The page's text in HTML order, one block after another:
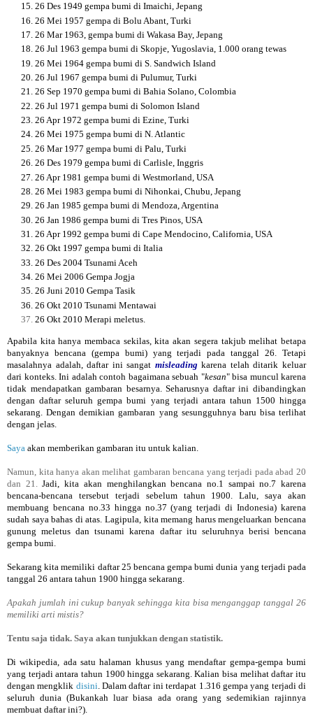
26 Des 1949 gempa bumi di Imaichi, Jepang
26 Mei 1957 gempa di Bolu Abant, Turki
26 Mar 1963, gempa bumi di Wakasa Bay, Jepang
26 Jul 1963 gempa bumi di Skopje, Yugoslavia, 1.000 orang tewas
26 Mei 1964 gempa bumi di S. Sandwich Island
26 Jul 1967 gempa bumi di Pulumur, Turki
26 Sep 1970 gempa bumi di Bahia Solano, Colombia
26 Jul 1971 gempa bumi di Solomon Island
26 Apr 1972 gempa bumi di Ezine, Turki
26 Mei 1975 gempa bumi di N. Atlantic
26 Mar 1977 gempa bumi di Palu, Turki
26 Des 1979 gempa bumi di Carlisle, Inggris
26 Apr 1981 gempa bumi di Westmorland, USA
26 Mei 1983 gempa bumi di Nihonkai, Chubu, Jepang
26 Jan 1985 gempa bumi di Mendoza, Argentina
26 Jan 1986 gempa bumi di Tres Pinos, USA
26 Apr 1992 gempa bumi di Cape Mendocino, California, USA
26 Okt 1997 gempa bumi di Italia
26 Des 2004 Tsunami Aceh
26 Mei 2006 Gempa Jogja
26 Juni 2010 Gempa Tasik
26 Okt 2010 Tsunami Mentawai
26 Okt 2010 Merapi meletus.
Apabila kita hanya membaca sekilas, kita akan segera takjub melihat betapa
banyaknya bencana (gempa bumi) yang terjadi pada tanggal 26. Tetapi
masalahnya adalah, daftar ini sangat misleading karena telah ditarik keluar
dari konteks. Ini adalah contoh bagaimana sebuah "kesan" bisa muncul karena
tidak mendapatkan gambaran besarnya. Seharusnya daftar ini dibandingkan
dengan daftar seluruh gempa bumi yang terjadi antara tahun 1500 hingga
sekarang. Dengan demikian gambaran yang sesungguhnya baru bisa terlihat
dengan jelas.
Saya akan memberikan gambaran itu untuk kalian.
Namun, kita hanya akan melihat gambaran bencana yang terjadi pada abad 20
dan 21.Jadi, kita akan menghilangkan bencana no.1 sampai no.7 karena
bencana-bencana tersebut terjadi sebelum tahun 1900.Lalu, saya akan
membuang bencana no.33 hingga no.37 (yang terjadi di Indonesia) karena
sudah saya bahas di atas. Lagipula, kita memang harus mengeluarkan bencana
gunung meletus dan tsunami karena daftar itu seluruhnya berisi bencana
gempa bumi.
Sekarang kita memiliki daftar 25 bencana gempa bumi dunia yang terjadi pada
tanggal 26 antara tahun 1900 hingga sekarang.
Apakah jumlah ini cukup banyak sehingga kita bisa menganggap tanggal 26
memiliki arti mistis?
Tentu saja tidak. Saya akan tunjukkan dengan statistik.
Di wikipedia, ada satu halaman khusus yang mendaftar gempa-gempa bumi
yang terjadi antara tahun 1900 hingga sekarang. Kalian bisa melihat daftar itu
dengan mengklik disini . Dalam daftar ini terdapat 1.316 gempa yang terjadi di
seluruh dunia (Bukankah luar biasa ada orang yang sedemikian rajinnya
membuat daftar ini?).